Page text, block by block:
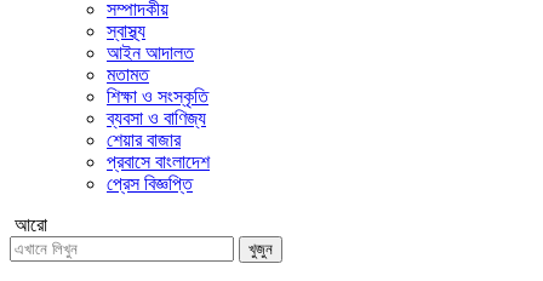
সম্পাদকীয়
স্বাস্থ্য
আইন আদালত
মতামত
শিক্ষা ও সংস্কৃতি
ব্যবসা ও বাণিজ্য
শেয়ার বাজার
প্রবাসে বাংলাদেশ
প্রেস বিজ্ঞপ্তি
আরো
খুজুন